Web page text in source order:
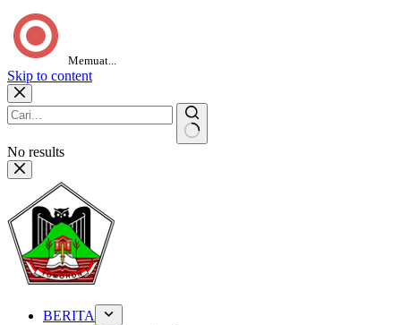
Memuat...
Skip to content
No results
BERITA